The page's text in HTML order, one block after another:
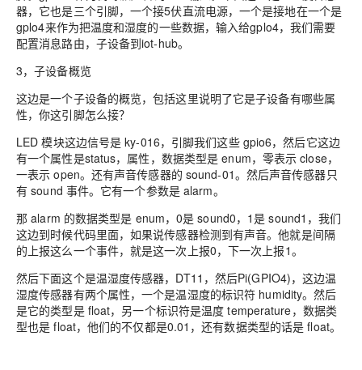
器，它也是三个引脚，一个接5伏直流电源，一个是接地在一个是
gplo4来作为把温度和湿度的一些数据，输入给gplo4，我们需要
配置消息路由， 子设备到iot-hub。
3，子设备概览
这边是一个子设备的概览，包括这里说明了它是子设备有哪些属
性，你这引脚怎么接？
LED 模块这边信号是 ky-016， 引脚我们这些 gpio6，然后它这边
有一个属性是status，属性，数据类型是enum，零表示 close，
一表示 open。还有声音传感器的 sound-01。然后声音传感器只
有sound 事件。 它有一个参数是 alarm。
那 alarm 的数据类型是 enum，0是 sound0， 1是 sound1，我们
这边到时候代码里面，如果说传感器检测到有声音。他就是间隔
的上报这么一个事件，就是这一次上报0， 下一次上报1。
然后下面这个是温湿度传感器，DT11，然后Pi(GPIO4)，这边温
湿度传感器有两个属性，一个是温湿度的标识符 humidity。然后
是它的类型是 float， 另一个标识符是温度 temperature，数据类
型也是 float，他们的不仅都是0.01，还有数据类型的话是 float。